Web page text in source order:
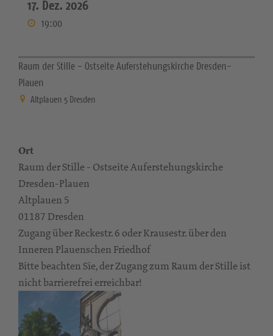
17. Dez. 2026
19:00
Raum der Stille - Ostseite Auferstehungskirche Dresden-
Plauen
Altplauen 5 Dresden
Ort
Raum der Stille - Ostseite Auferstehungskirche
Dresden-Plauen
Altplauen 5
01187 Dresden
Zugang über Reckestr. 6 oder Krausestr. über den
Inneren Plauenschen Friedhof
Bitte beachten Sie, der Zugang zum Raum der Stille ist
nicht barrierefrei erreichbar!